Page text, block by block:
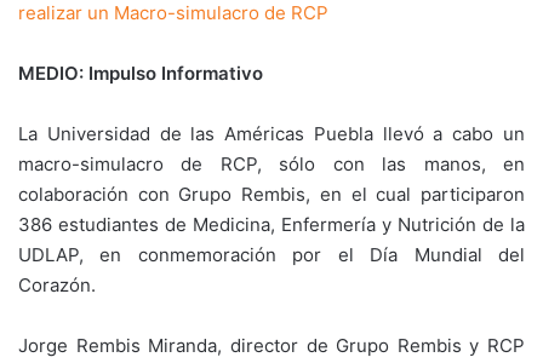
realizar un Macro-simulacro de RCP
MEDIO: Impulso Informativo
La Universidad de las Américas Puebla llevó a cabo un
macro-simulacro de RCP, sólo con las manos, en
colaboración con Grupo Rembis, en el cual participaron
386 estudiantes de Medicina, Enfermería y Nutrición de la
UDLAP, en conmemoración por el Día Mundial del
Corazón.
Jorge Rembis Miranda, director de Grupo Rembis y RCP